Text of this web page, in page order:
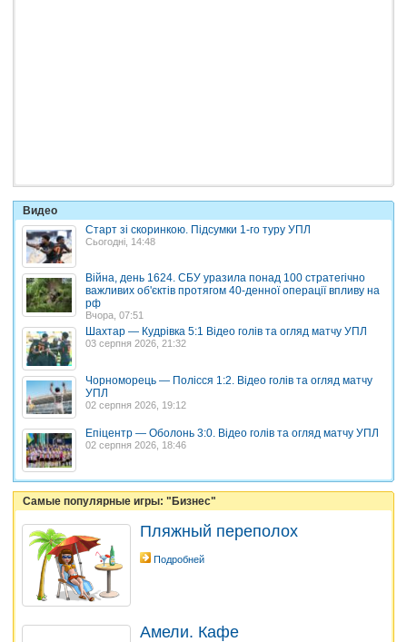
Видео
Старт зі скоринкою. Підсумки 1-го туру УПЛ
Сьогодні, 14:48
Війна, день 1624. СБУ уразила понад 100 стратегічно
важливих об'єктів протягом 40-денної операції впливу на
рф
Вчора, 07:51
Шахтар — Кудрівка 5:1 Відео голів та огляд матчу УПЛ
03 серпня 2026, 21:32
Чорноморець — Полісся 1:2. Відео голів та огляд матчу
УПЛ
02 серпня 2026, 19:12
Епіцентр — Оболонь 3:0. Відео голів та огляд матчу УПЛ
02 серпня 2026, 18:46
Самые популярные игры: "Бизнес"
Пляжный переполох
Подробней
Амели. Кафе